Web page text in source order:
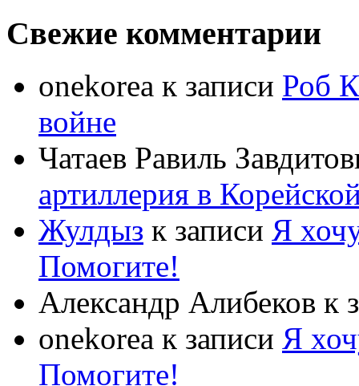
Свежие комментарии
onekorea к записи Роб
войне
Чатаев Равиль
артиллерия в
Жулдыз к записи Я
Помогите!
Александр Алибеков к
onekorea к записи Я
Помогите!